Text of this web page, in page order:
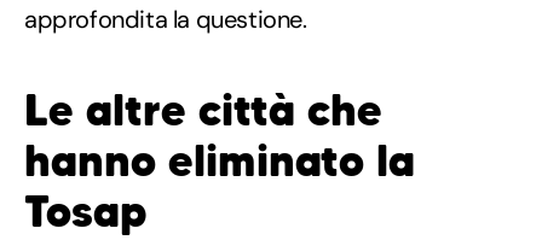
approfondita la questione.
Le altre città che
hanno eliminato la
Tosap